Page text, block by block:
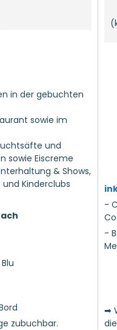
in der gebuchten
sowie im
und
sowie Eiscreme
& Shows,
Kinderclubs
zubuchbar.
-
-
➡